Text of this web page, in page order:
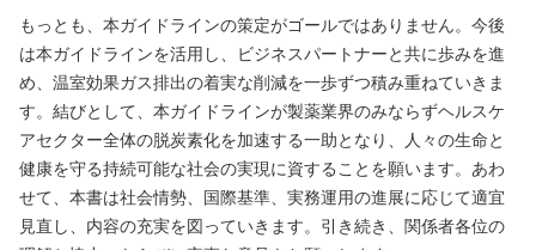
もっとも、本ガイドラインの策定がゴールではありません。今後
は本ガイドラインを活用し、ビジネスパートナーと共に歩みを進
め、温室効果ガス排出の着実な削減を一歩ずつ積み重ねていきま
す。結びとして、本ガイドラインが製薬業界のみならずヘルスケ
アセクター全体の脱炭素化を加速する一助となり、人々の生命と
健康を守る持続可能な社会の実現に資することを願います。あわ
せて、本書は社会情勢、国際基準、実務運用の進展に応じて適宜
見直し、内容の充実を図っていきます。引き続き、関係者各位の